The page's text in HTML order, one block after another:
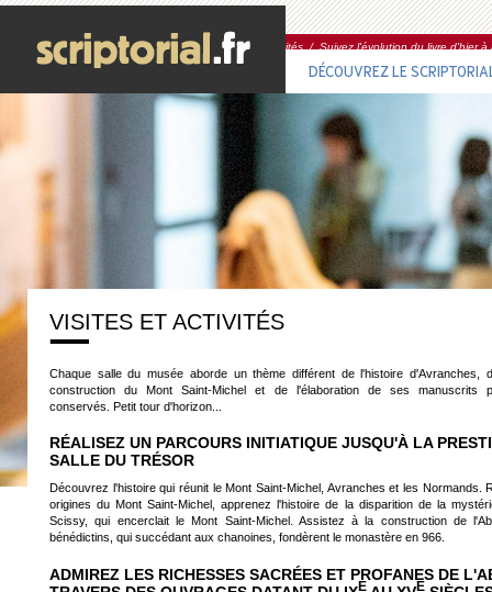
DÉCOUVREZ LE
Accueil/Découvrez le Scriptorial/ Visites & activités/Suivez l'évolution du livre d'hier à
VISITES ET ACTIVITÉS
Chaque salle du musée aborde un thème différent de l'histoire d'Avranches,
construction du Mont Saint-Michel et de l'élaboration de ses manuscrits
conservés. Petit tour d'horizon...
RÉALISEZ UN PARCOURS INITIATIQUE JUSQU'À LA
SALLE DU TRÉSOR
Découvrez l'histoire qui réunit le Mont Saint-Michel, Avranches et les Normands.
origines du Mont Saint-Michel, apprenez l'histoire de la disparition de la
Scissy, qui encerclait le Mont Saint-Michel. Assistez à la construction de
bénédictins, qui succédant aux chanoines, fondèrent le monastère en 966.
ADMIREZ LES RICHESSES SACRÉES ET PROFANES DE
E E